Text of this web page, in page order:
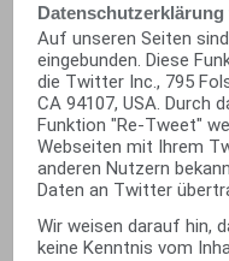
Auf unseren Seiten
eingebunden. Diese
die Twitter Inc., 795
CA 94107, USA. Durch
Funktion "Re-Tweet"
Webseiten mit Ihrem
anderen Nutzern
Daten an Twitter
Wir weisen darauf hin,
keine Kenntnis vom